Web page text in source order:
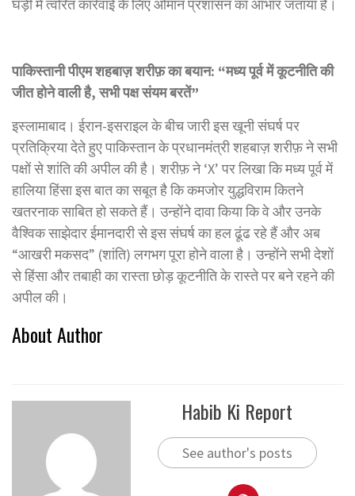
घड़ी में त्वरित कार्रवाई के लिए ओमान प्रशासन का आभार जताया है।
पाकिस्तानी पीएम शहबाज़ शरीफ़ का बयान: “मध्य पूर्व में कूटनीति की
जीत होने वाली है, सभी पक्ष संयम बरतें”
इस्लामाबाद। ईरान-इसराइल के बीच जारी इस खूनी संघर्ष पर
प्रतिक्रिया देते हुए पाकिस्तान के प्रधानमंत्री शहबाज़ शरीफ़ ने सभी
पक्षों से शांति की अपील की है। शरीफ़ ने ‘X’ पर लिखा कि मध्य पूर्व में
हालिया हिंसा इस बात का सबूत है कि कमजोर युद्धविराम कितने
खतरनाक साबित हो सकते हैं। उन्होंने दावा किया कि वे और उनके
वैश्विक साझेदार ईमानदारी से इस संघर्ष का हल ढूंढ रहे हैं और अब
“आखरी मकसद” (शांति) लगभग पूरा होने वाला है। उन्होंने सभी देशों
से हिंसा और तबाही का रास्ता छोड़ कूटनीति के रास्ते पर बने रहने की
अपील की।
About Author
Habib Ki Report
See author's posts